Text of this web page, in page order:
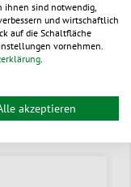
ihnen sind notwendig,
und wirtschaftlich
auf die Schaltfläche
vornehmen.
akzeptieren